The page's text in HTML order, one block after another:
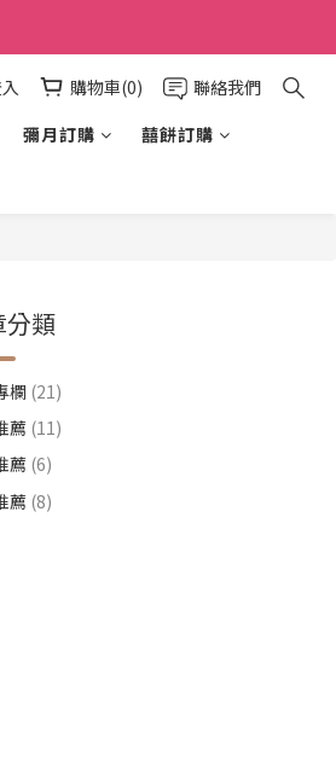
購物車(0)
聯絡我們
彌月訂購
囍餅訂購
分類
欄 (21)
薦 (11)
薦 (6)
薦 (8)